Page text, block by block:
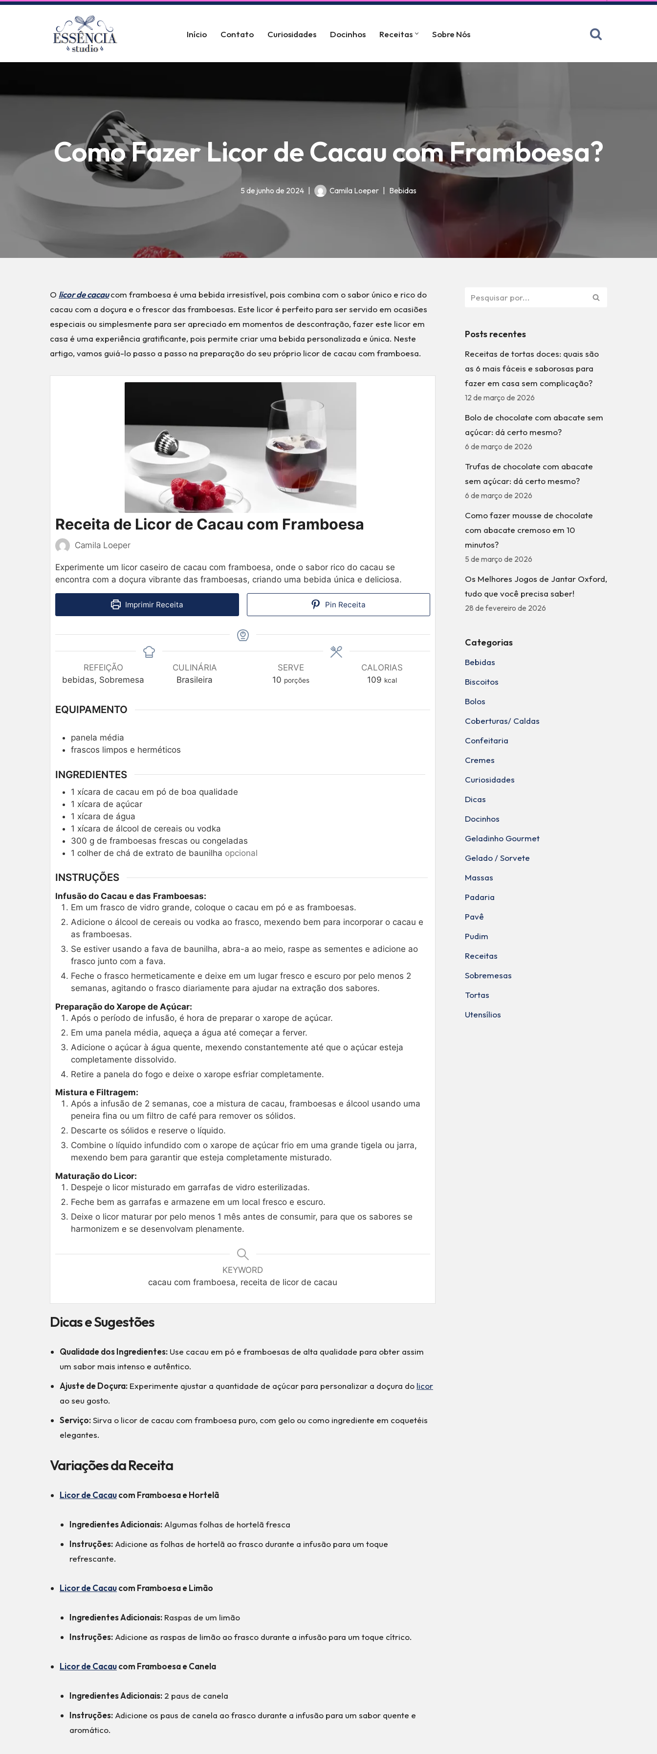
Início Contato Curiosidades Docinhos Receitas Sobre Nós
Como Fazer Licor de Cacau com Framboesa?
5 de junho de 2024 Camila Loeper Bebidas
O licor de cacaucom framboesa é uma bebida irresistível, pois combina com o sabor único e rico do
cacau com a doçura e o frescor das framboesas. Este licor é perfeito para ser servido em ocasiões
especiais ou simplesmente para ser apreciado em momentos de descontração, fazer este licor em
casa é uma experiência gratificante, pois permite criar uma bebida personalizada e única. Neste
artigo, vamos guiá-lo passo a passo na preparação do seu próprio licor de cacau com framboesa.
Receita de Licor de Cacau com Framboesa
Camila Loeper
Experimente um licor caseiro de cacau com framboesa, onde o sabor rico do cacau se
encontra com a doçura vibrante das framboesas, criando uma bebida única e deliciosa.
Imprimir Receita Pin Receita
REFEIÇÃO
bebidas, Sobremesa
CULINÁRIA
Brasileira
SERVE
10 porções
CALORIAS
109 kcal
EQUIPAMENTO
panela média
frascos limpos e herméticos
INGREDIENTES
1 xícara de cacau em pó de boa qualidade
1 xícara de açúcar
1 xícara de água
1 xícara de álcool de cereais ou vodka
300 g de framboesas frescas ou congeladas
1 colher de chá de extrato de baunilha opcional
INSTRUÇÕES
Infusão do Cacau e das Framboesas:
Em um frasco de vidro grande, coloque o cacau em pó e as framboesas.
Adicione o álcool de cereais ou vodka ao frasco, mexendo bem para incorporar o cacau e
as framboesas.
Se estiver usando a fava de baunilha, abra-a ao meio, raspe as sementes e adicione ao
frasco junto com a fava.
Feche o frasco hermeticamente e deixe em um lugar fresco e escuro por pelo menos 2
semanas, agitando o frasco diariamente para ajudar na extração dos sabores.
Preparação do Xarope de Açúcar:
Após o período de infusão, é hora de preparar o xarope de açúcar.
Em uma panela média, aqueça a água até começar a ferver.
Adicione o açúcar à água quente, mexendo constantemente até que o açúcar esteja
completamente dissolvido.
Retire a panela do fogo e deixe o xarope esfriar completamente.
Mistura e Filtragem:
Após a infusão de 2 semanas, coe a mistura de cacau, framboesas e álcool usando uma
peneira fina ou um filtro de café para remover os sólidos.
Descarte os sólidos e reserve o líquido.
Combine o líquido infundido com o xarope de açúcar frio em uma grande tigela ou jarra,
mexendo bem para garantir que esteja completamente misturado.
Maturação do Licor:
Despeje o licor misturado em garrafas de vidro esterilizadas.
Feche bem as garrafas e armazene em um local fresco e escuro.
Deixe o licor maturar por pelo menos 1 mês antes de consumir, para que os sabores se
harmonizem e se desenvolvam plenamente.
KEYWORD
cacau com framboesa, receita de licor de cacau
Dicas e Sugestões
Qualidade dos Ingredientes: Use cacau em pó e framboesas de alta qualidade para obter assim
um sabor mais intenso e autêntico.
Ajuste de Doçura: Experimente ajustar a quantidade de açúcar para personalizar a doçura do licor
ao seu gosto.
Serviço:Sirva o licor de cacau com framboesa puro, com gelo ou como ingrediente em coquetéis
elegantes.
Variações da Receita
Licor de Cacaucom Framboesa e Hortelã
Ingredientes Adicionais: Algumas folhas de hortelã fresca
Instruções: Adicione as folhas de hortelã ao frasco durante a infusão para um toque
refrescante.
Licor de Cacaucom Framboesa e Limão
Ingredientes Adicionais: Raspas de um limão
Instruções: Adicione as raspas de limão ao frasco durante a infusão para um toque cítrico.
Licor de Cacaucom Framboesa e Canela
Ingredientes Adicionais: 2 paus de canela
Instruções: Adicione os paus de canela ao frasco durante a infusão para um sabor quente e
aromático.
Posts recentes
Receitas de tortas doces: quais são
as 6 mais fáceis e saborosas para
fazer em casa sem complicação?
12 de março de 2026
Bolo de chocolate com abacate sem
açúcar: dá certo mesmo?
6 de março de 2026
Trufas de chocolate com abacate
sem açúcar: dá certo mesmo?
6 de março de 2026
Como fazer mousse de chocolate
com abacate cremoso em 10
minutos?
5 de março de 2026
Os Melhores Jogos de Jantar Oxford,
tudo que você precisa saber!
28 de fevereiro de 2026
Categorias
Bebidas
Biscoitos
Bolos
Coberturas/ Caldas
Confeitaria
Cremes
Curiosidades
Dicas
Docinhos
Geladinho Gourmet
Gelado / Sorvete
Massas
Padaria
Pavê
Pudim
Receitas
Sobremesas
Tortas
Utensílios